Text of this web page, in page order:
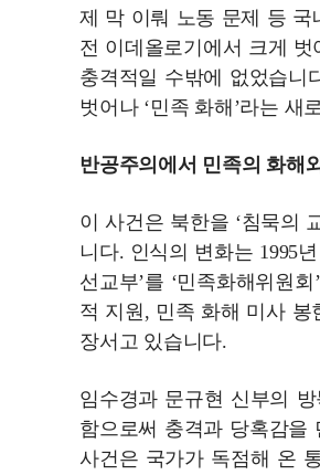
제 막 이뤄 노동 문제 등 국
전 이데올로기에서 크게
충격적일 수밖에 없었습니
벗어나 ‘민족 화해’라는
반공주의에서 민족의 화해
이 사건은 북한을 ‘침묵의
니다. 인식의 변화는 1995
선교부’를 ‘민족화해위원
적 지원, 민족 화해 미사 봉
장서고 있습니다.
임수경과 문규현 신부의
함으로써 충격과 당혹감을
사건은 국가가 독점해 온